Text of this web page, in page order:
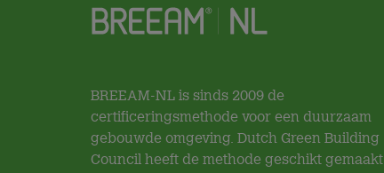
BREEAM-NL is sinds 2009 de
certificeringsmethode voor een duurzaam
gebouwde omgeving. Dutch Green Building
Council heeft de methode geschikt gemaakt